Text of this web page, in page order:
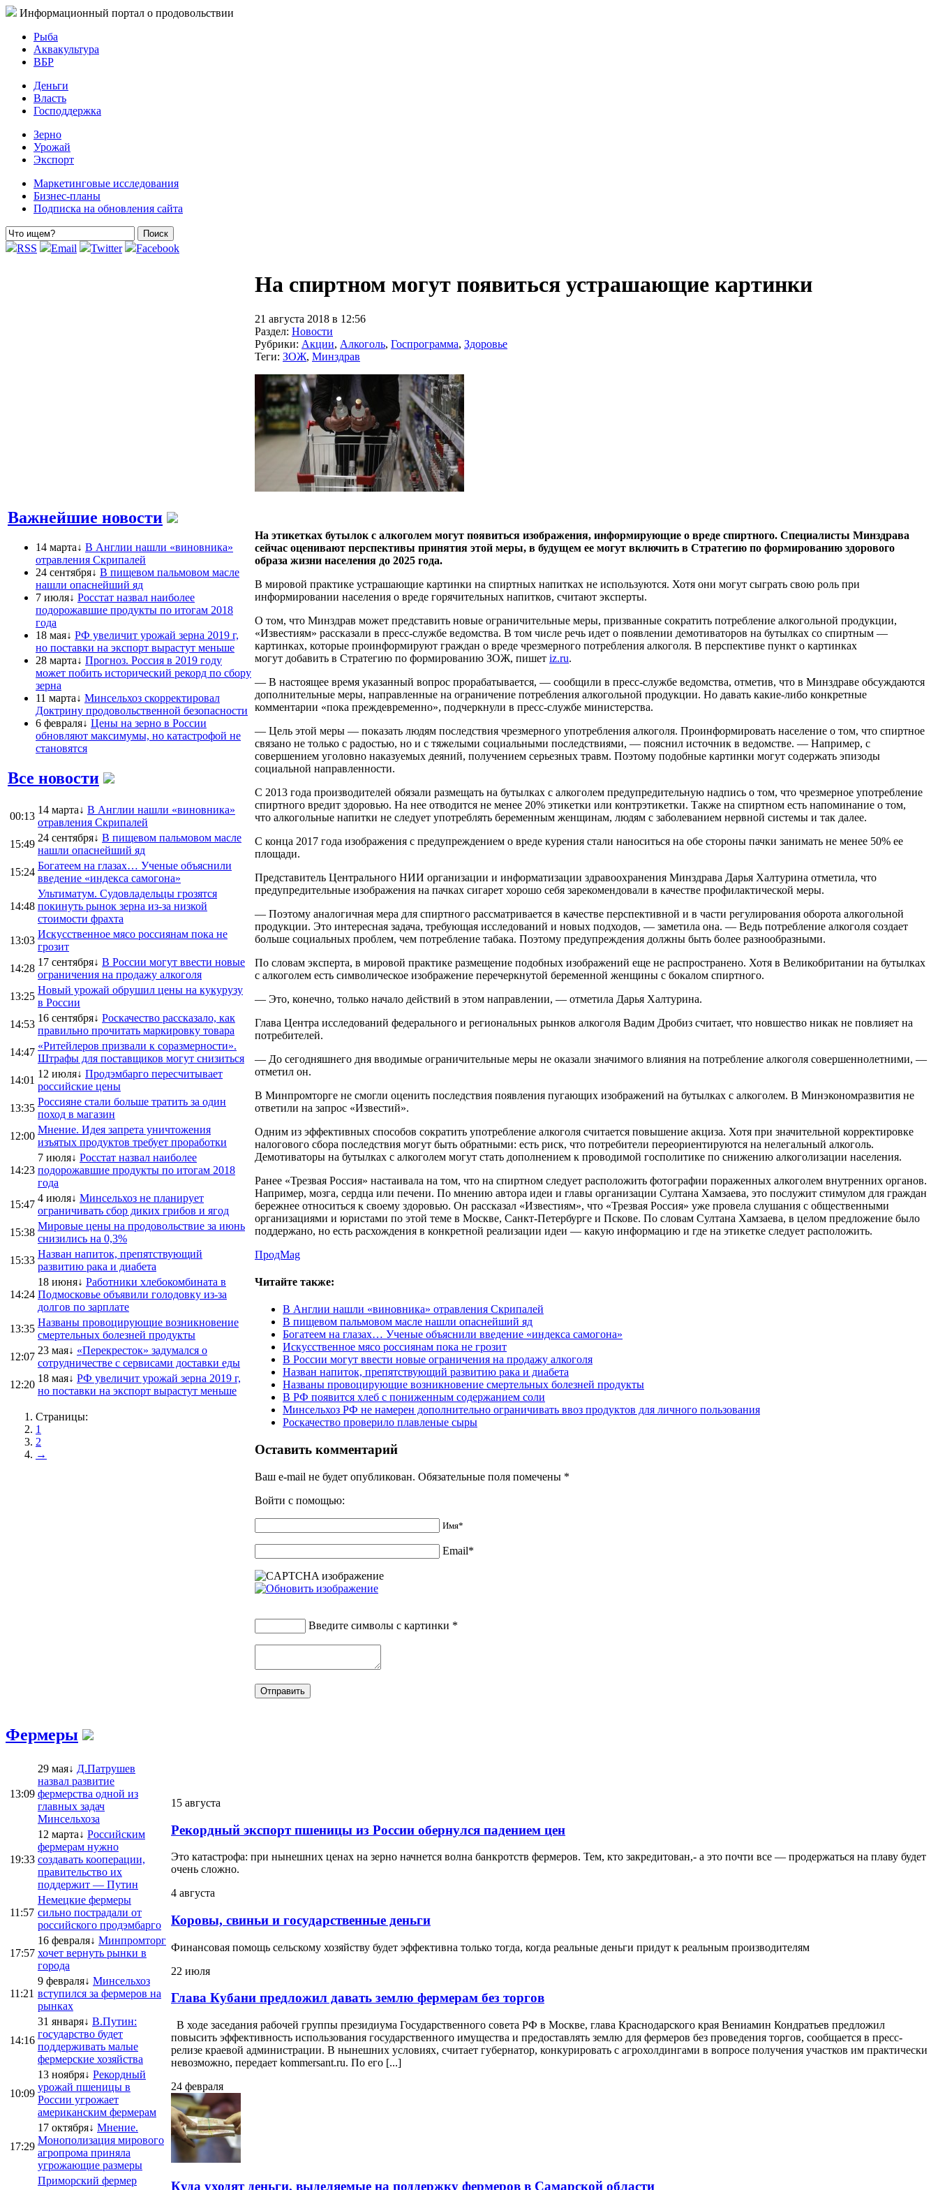
Информационный портал о продовольствии
Рыба
Аквакультура
ВБР
Деньги
Власть
Господдержка
Зерно
Урожай
Экспорт
Маркетинговые исследования
Бизнес-планы
Подписка на обновления сайта
RSS Email Twitter Facebook
Важнейшие новости
14 марта↓ В Англии нашли «виновника»
отравления Скрипалей
24 сентября↓ В пищевом пальмовом масле
нашли опаснейший яд
7 июля↓ Росстат назвал наиболее
подорожавшие продукты по итогам 2018
года
18 мая↓ РФ увеличит урожай зерна 2019 г,
но поставки на экспорт вырастут меньше
28 марта↓ Прогноз. Россия в 2019 году
может побить исторический рекорд по сбору
зерна
11 марта↓ Минсельхоз скорректировал
Доктрину продовольственной безопасности
6 февраля↓ Цены на зерно в России
обновляют максимумы, но катастрофой не
становятся
Все новости
00:13
14 марта↓ В Англии нашли «виновника»
отравления Скрипалей
15:49
24 сентября↓ В пищевом пальмовом масле
нашли опаснейший яд
15:24
Богатеем на глазах… Ученые объяснили
введение «индекса самогона»
14:48
Ультиматум. Судовладельцы грозятся
покинуть рынок зерна из-за низкой
стоимости фрахта
13:03
Искусственное мясо россиянам пока не
грозит
14:28
17 сентября↓ В России могут ввести новые
ограничения на продажу алкоголя
13:25
Новый урожай обрушил цены на кукурузу
в России
14:53
16 сентября↓ Роскачество рассказало, как
правильно прочитать маркировку товара
14:47
«Ритейлеров призвали к соразмерности».
Штрафы для поставщиков могут снизиться
14:01
12 июля↓ Продэмбарго пересчитывает
российские цены
13:35
Россияне стали больше тратить за один
поход в магазин
12:00
Мнение. Идея запрета уничтожения
изъятых продуктов требует проработки
14:23
7 июля↓ Росстат назвал наиболее
подорожавшие продукты по итогам 2018
года
15:47
4 июля↓ Минсельхоз не планирует
ограничивать сбор диких грибов и ягод
15:38
Мировые цены на продовольствие за июнь
снизились на 0,3%
15:33
Назван напиток, препятствующий
развитию рака и диабета
14:24
18 июня↓ Работники хлебокомбината в
Подмосковье объявили голодовку из-за
долгов по зарплате
13:35
Названы провоцирующие возникновение
смертельных болезней продукты
12:07
23 мая↓ «Перекресток» задумался о
сотрудничестве с сервисами доставки еды
12:20
18 мая↓ РФ увеличит урожай зерна 2019 г,
но поставки на экспорт вырастут меньше
Страницы:
1
2
→
На спиртном могут появиться устрашающие картинки
21 августа 2018 в 12:56
Раздел: Новости
Рубрики: Акции, Алкоголь, Госпрограмма, Здоровье
Теги: ЗОЖ, Минздрав
На этикетках бутылок с алкоголем могут появиться изображения, информирующие о вреде спиртного. Специалисты Минздрава
сейчас оценивают перспективы принятия этой меры, в будущем ее могут включить в Стратегию по формированию здорового
образа жизни населения до 2025 года.
В мировой практике устрашающие картинки на спиртных напитках не используются. Хотя они могут сыграть свою роль при
информировании населения о вреде горячительных напитков, считают эксперты.
О том, что Минздрав может представить новые ограничительные меры, призванные сократить потребление алкогольной продукции,
«Известиям» рассказали в пресс-службе ведомства. В том числе речь идет о появлении демотиваторов на бутылках со спиртным —
картинках, которые проинформируют граждан о вреде чрезмерного потребления алкоголя. В перспективе пункт о картинках
могут добавить в Стратегию по формированию ЗОЖ, пишет iz.ru.
— В настоящее время указанный вопрос прорабатывается, — сообщили в пресс-службе ведомства, отметив, что в Минздраве обсуждаются
дополнительные меры, направленные на ограничение потребления алкогольной продукции. Но давать какие-либо конкретные
комментарии «пока преждевременно», подчеркнули в пресс-службе министерства.
— Цель этой меры — показать людям последствия чрезмерного употребления алкоголя. Проинформировать население о том, что спиртное
связано не только с радостью, но и с тяжелыми социальными последствиями, — пояснил источник в ведомстве. — Например, с
совершением уголовно наказуемых деяний, получением серьезных травм. Поэтому подобные картинки могут содержать эпизоды
социальной направленности.
С 2013 года производителей обязали размещать на бутылках с алкоголем предупредительную надпись о том, что чрезмерное употребление
спиртного вредит здоровью. На нее отводится не менее 20% этикетки или контрэтикетки. Также на спиртном есть напоминание о том,
что алкогольные напитки не следует употреблять беременным женщинам, людям с заболеванием нервной системы и так далее.
С конца 2017 года изображения с предупреждением о вреде курения стали наноситься на обе стороны пачки занимать не менее 50% ее
площади.
Представитель Центрального НИИ организации и информатизации здравоохранения Минздрава Дарья Халтурина отметила, что
предупредительные изображения на пачках сигарет хорошо себя зарекомендовали в качестве профилактической меры.
— Поэтому аналогичная мера для спиртного рассматривается в качестве перспективной и в части регулирования оборота алкогольной
продукции. Это интересная задача, требующая исследований и новых подходов, — заметила она. — Ведь потребление алкоголя создает
больше социальных проблем, чем потребление табака. Поэтому предупреждения должны быть более разнообразными.
По словам эксперта, в мировой практике размещение подобных изображений еще не распространено. Хотя в Великобритании на бутылках
с алкоголем есть символическое изображение перечеркнутой беременной женщины с бокалом спиртного.
— Это, конечно, только начало действий в этом направлении, — отметила Дарья Халтурина.
Глава Центра исследований федерального и региональных рынков алкоголя Вадим Дробиз считает, что новшество никак не повлияет на
потребителей.
— До сегодняшнего дня вводимые ограничительные меры не оказали значимого влияния на потребление алкоголя совершеннолетними, —
отметил он.
В Минпромторге не смогли оценить последствия появления пугающих изображений на бутылках с алкоголем. В Минэкономразвития не
ответили на запрос «Известий».
Одним из эффективных способов сократить употребление алкоголя считается повышение акциза. Хотя при значительной корректировке
налогового сбора последствия могут быть обратными: есть риск, что потребители переориентируются на нелегальный алкоголь.
Демотиваторы на бутылках с алкоголем могут стать дополнением к проводимой госполитике по снижению алкоголизации населения.
Ранее «Трезвая Россия» настаивала на том, что на спиртном следует расположить фотографии пораженных алкоголем внутренних органов.
Например, мозга, сердца или печени. По мнению автора идеи и главы организации Султана Хамзаева, это послужит стимулом для граждан
бережнее относиться к своему здоровью. Он рассказал «Известиям», что «Трезвая Россия» уже провела слушания с общественными
организациями и юристами по этой теме в Москве, Санкт-Петербурге и Пскове. По словам Султана Хамзаева, в целом предложение было
поддержано, но есть расхождения в конкретной реализации идеи — какую информацию и где на этикетке следует расположить.
ПродMag
Читайте также:
В Англии нашли «виновника» отравления Скрипалей
В пищевом пальмовом масле нашли опаснейший яд
Богатеем на глазах… Ученые объяснили введение «индекса самогона»
Искусственное мясо россиянам пока не грозит
В России могут ввести новые ограничения на продажу алкоголя
Назван напиток, препятствующий развитию рака и диабета
Названы провоцирующие возникновение смертельных болезней продукты
В РФ появится хлеб с пониженным содержанием соли
Минсельхоз РФ не намерен дополнительно ограничивать ввоз продуктов для личного пользования
Роскачество проверило плавленые сыры
Оставить комментарий
Ваш e-mail не будет опубликован. Обязательные поля помечены *
Войти с помощью:
Имя*
Email*
Введите символы с картинки *
Фермеры
13:09
29 мая↓ Д.Патрушев
назвал развитие
фермерства одной из
главных задач
Минсельхоза
19:33
12 марта↓ Российским
фермерам нужно
создавать кооперации,
правительство их
поддержит — Путин
11:57
Немецкие фермеры
сильно пострадали от
российского продэмбарго
17:57
16 февраля↓ Минпромторг
хочет вернуть рынки в
города
11:21
9 февраля↓ Минсельхоз
вступился за фермеров на
рынках
14:16
31 января↓ В.Путин:
государство будет
поддерживать малые
фермерские хозяйства
10:09
13 ноября↓ Рекордный
урожай пшеницы в
России угрожает
американским фермерам
17:29
17 октября↓ Мнение.
Монополизация мирового
агропрома приняла
угрожающие размеры
Приморский фермер
15 августа
Рекордный экспорт пшеницы из России обернулся падением цен
Это катастрофа: при нынешних ценах на зерно начнется волна банкротств фермеров. Тем, кто закредитован,- а это почти все — продержаться на плаву будет
очень сложно.
4 августа
Коровы, свиньи и государственные деньги
Финансовая помощь сельскому хозяйству будет эффективна только тогда, когда реальные деньги придут к реальным производителям
22 июля
Глава Кубани предложил давать землю фермерам без торгов
В ходе заседания рабочей группы президиума Государственного совета РФ в Москве, глава Краснодарского края Вениамин Кондратьев предложил
повысить эффективность использования государственного имущества и предоставлять землю для фермеров без проведения торгов, сообщается в пресс-
релизе краевой администрации. В нынешних условиях, считает губернатор, конкурировать с агрохолдингами в вопросе получения участков им практически
невозможно, передает kommersant.ru. По его [...]
24 февраля
Куда уходят деньги, выделяемые на поддержку фермеров в Самарской области